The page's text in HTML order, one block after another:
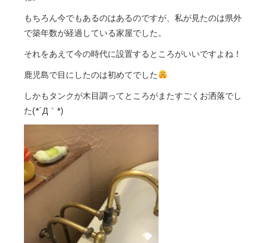
もちろん今でもあるのはあるのですが、私が見たのは県外
で築年数が経過している家屋でした。
それをあえて今の時代に設置するところがいいですよね！
鹿児島で目にしたのは初めてでした
しかもタンクが木目調ってところがまたすごくお洒落でし
た(*´Д｀*)